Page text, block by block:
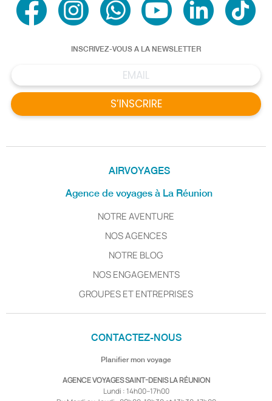
AIRVOYAGES
Agence de voyages à La Réunion
NOTRE AVENTURE
NOS AGENCES
NOTRE BLOG
NOS ENGAGEMENTS
GROUPES ET ENTREPRISES
INSCRIVEZ-VOUS A LA NEWSLETTER
S’INSCRIRE
CONTACTEZ-NOUS
Planifier mon voyage
AGENCE VOYAGES SAINT-DENIS LA RÉUNION
Lundi : 14h00–17h00